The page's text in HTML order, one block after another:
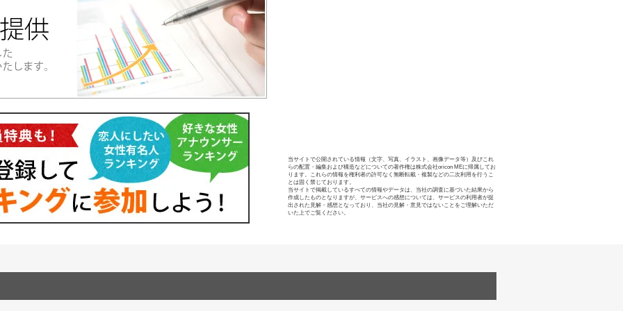
当サイトで公開されている情報（文字、写真、イラスト、画像データ等）及びこれ
らの配置・編集および構造などについての著作権は株式会社oricon MEに帰属してお
ります。これらの情報を権利者の許可なく無断転載・複製などの二次利用を行うこ
とは固く禁じております。
当サイトで掲載しているすべての情報やデータは、当社の調査に基づいた結果から
作成したものとなりますが、サービスへの感想については、サービスの利用者が提
出された見解・感想となっており、当社の見解・意見ではないことをご理解いただ
いた上でご覧ください。